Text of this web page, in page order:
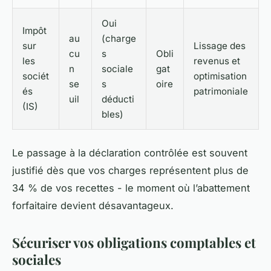
Impôt
sur
les
sociét
és
(IS)
au
cu
n
se
uil
Oui
(charge
s
sociale
s
déducti
bles)
Obli
gat
oire
Lissage des
revenus et
optimisation
patrimoniale
Le passage à la déclaration contrôlée est souvent
justifié dès que vos charges représentent plus de
34 % de vos recettes - le moment où l’abattement
forfaitaire devient désavantageux.
Sécuriser vos obligations comptables et
sociales